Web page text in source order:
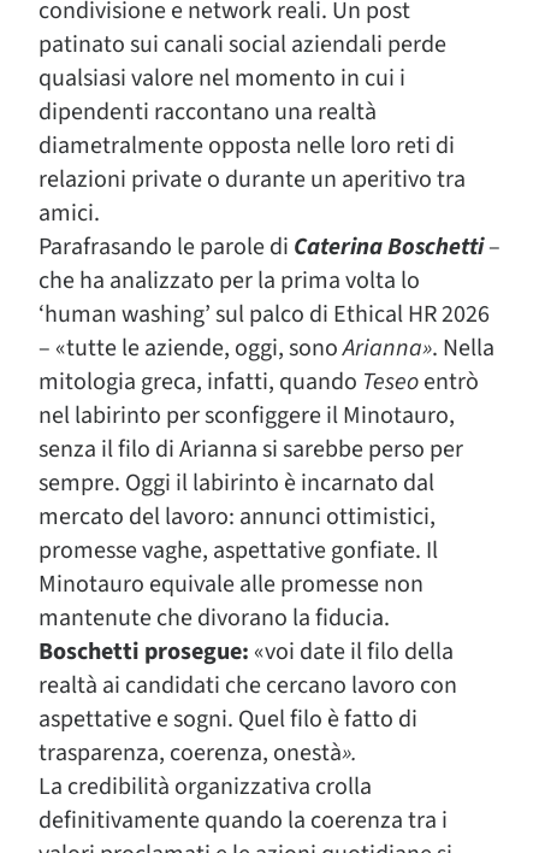
condivisione e network reali. Un post
patinato sui canali social aziendali perde
qualsiasi valore nel momento in cui i
dipendenti raccontano una realtà
diametralmente opposta nelle loro reti di
relazioni private o durante un aperitivo tra
amici.
Parafrasando le parole di Caterina Boschetti–
che ha analizzato per la prima volta lo
‘human washing’ sul palco di Ethical HR 2026
– «tutte le aziende, oggi, sonoArianna». Nella
mitologia greca, infatti, quando Teseoentrò
nel labirinto per sconfiggere il Minotauro,
senza il filo di Arianna si sarebbe perso per
sempre. Oggi il labirinto è incarnato dal
mercato del lavoro: annunci ottimistici,
promesse vaghe, aspettative gonfiate. Il
Minotauro equivale alle promesse non
mantenute che divorano la fiducia.
Boschetti prosegue: «voi date il filo della
realtà ai candidati che cercano lavoro con
aspettative e sogni. Quel filo è fatto di
trasparenza, coerenza, onestà».
La credibilità organizzativa crolla
definitivamente quando la coerenza tra i